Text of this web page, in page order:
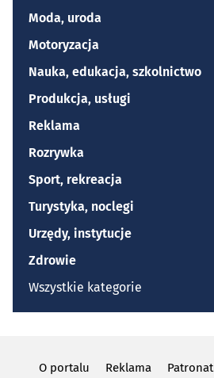
Moda, uroda
Motoryzacja
Nauka, edukacja, szkolnictwo
Produkcja, usługi
Reklama
Rozrywka
Sport, rekreacja
Turystyka, noclegi
Urzędy, instytucje
Zdrowie
Wszystkie kategorie
O portalu Reklama Patronat